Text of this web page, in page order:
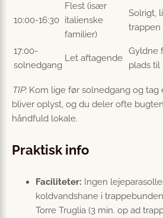
10:00-16:30
Flest (især
italienske
familier)
Solrigt,
trappen
17:00-
solnedgang
Let aftagende
Gyldne
plads til
TIP:Kom lige før solnedgang og tag
bliver oplyst, og du deler ofte
håndfuld lokale.
Praktisk info
Faciliteter: Ingen
koldvandshane i
Torre Truglia (3 min. op ad